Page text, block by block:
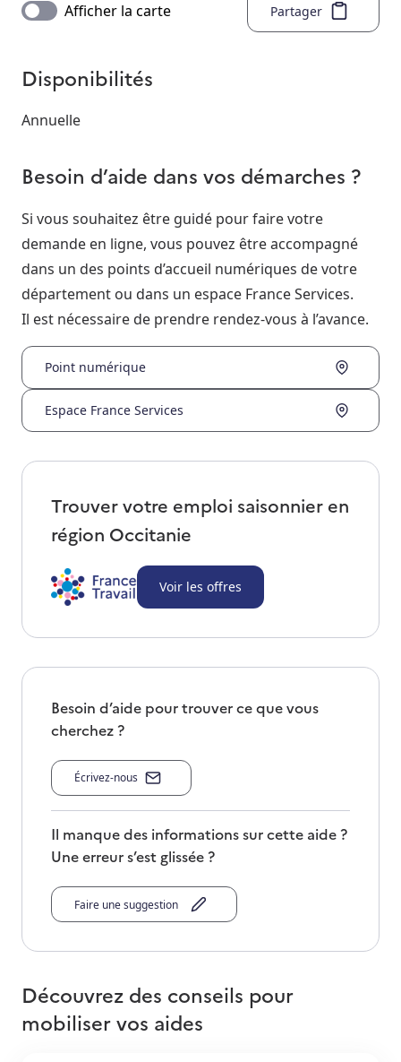
Afficher la carte Partager
Disponibilités
Annuelle
Besoin d’aide dans vos démarches ?
Si vous souhaitez être guidé pour faire votre
demande en ligne, vous pouvez être accompagné
dans un des points d’accueil numériques de votre
département ou dans un espace France Services.
Il est nécessaire de prendre rendez-vous à l’avance.
Point numérique
Espace France Services
Trouver votre emploi saisonnier en
région Occitanie
Voir les offres
Besoin d’aide pour trouver ce que vous
cherchez ?
Écrivez-nous
Il manque des informations sur cette aide ?
Une erreur s’est glissée ?
Faire une suggestion
Découvrez des conseils pour
mobiliser vos aides